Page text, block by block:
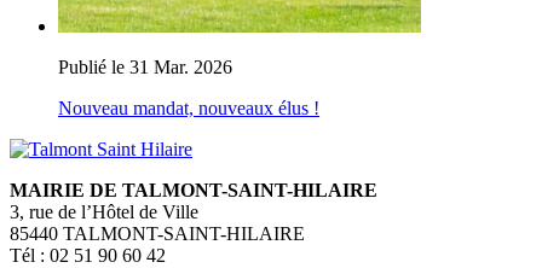
Publié le 31 Mar. 2026
Nouveau mandat, nouveaux élus !
MAIRIE DE TALMONT-SAINT-HILAIRE
3, rue de l’Hôtel de Ville
85440 TALMONT-SAINT-HILAIRE
Tél : 02 51 90 60 42